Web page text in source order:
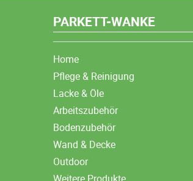
PARKETT-WANKE
Home
Pflege & Reinigung
Lacke & Öle
Arbeitszubehör
Bodenzubehör
Wand & Decke
Outdoor